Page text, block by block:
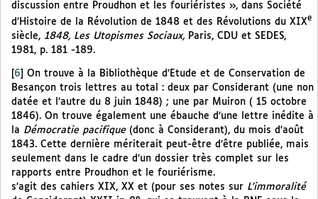
discussion entre Proudhon et les fouriéristes », dans Société
d’Histoire de la Révolution de 1848 et des Révolutions du XIXe
siècle, 1848, Les Utopismes Sociaux, Paris, CDU et SEDES,
1981, p. 181 -189.
6
On trouve à la Bibliothèque d’Etude et de Conservation de
Besançon trois lettres au total : deux par Considerant (une non
datée et l’autre du 8 juin 1848) ; une par Muiron ( 15 octobre
1846). On trouve également une ébauche d’une lettre inédite à
la Démocratie pacifique(donc à Considerant), du mois d’août
1843. Cette dernière mériterait peut-être d’être publiée, mais
seulement dans le cadre d’un dossier très complet sur les
rapports entre Proudhon et le fouriérisme.
s’agit des cahiers XIX, XX et (pour ses notes sur L’immoralité